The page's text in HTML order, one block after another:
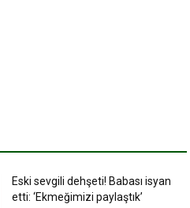
Eski sevgili dehşeti! Babası isyan
etti: ‘Ekmeğimizi paylaştık’